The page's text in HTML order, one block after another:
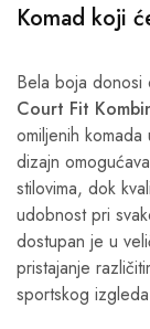
Komad koji
Bela boja
Court Fit
omiljenih
dizajn
stilovima, dok
udobnost pri
dostupan je u
pristajanje
sportskog